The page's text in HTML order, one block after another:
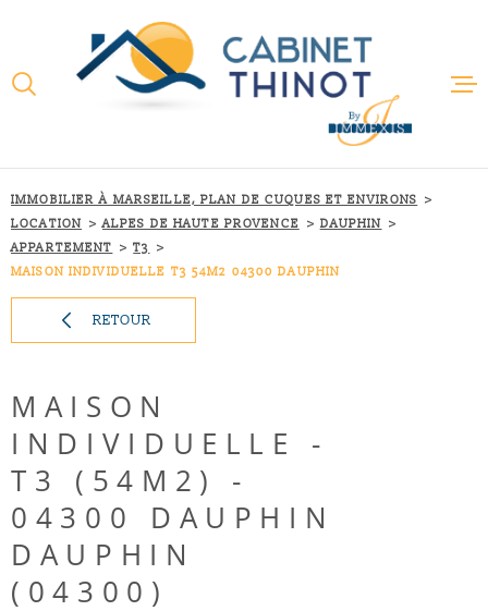
recherche
principal
ACCUEIL
QUI
IMMOBILIER À MARSEILLE, PLAN DE CUQUES ET ENVIRONS
LOCATION
ALPES DE HAUTE PROVENCE
DAUPHIN
APPARTEMENT
T3
MAISON INDIVIDUELLE T3 54M2 04300 DAUPHIN
RETOUR
MAISON
INDIVIDUELLE -
T3 (54M2) -
04300 DAUPHIN
DAUPHIN
(04300)
VOTRE
RECHERCHE
D'OFFRE
LOCATION
DE
BIEN
TYPE DE BIEN